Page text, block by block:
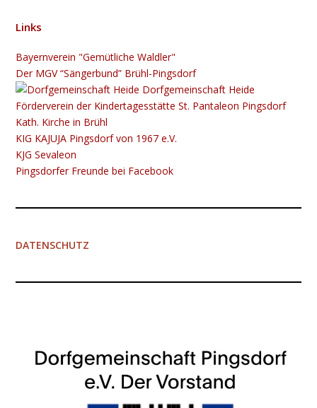
Links
Bayernverein "Gemütliche Waldler"
Der MGV “Sängerbund” Brühl-Pingsdorf
Dorfgemeinschaft Heide
Förderverein der Kindertagesstätte St. Pantaleon Pingsdorf
Kath. Kirche in Brühl
KIG K​​​​​AJUJA Pingsdorf von 1967 e.V.
KJG Sevaleon
Pingsdorfer Freunde bei Facebook
DATENSCHUTZ